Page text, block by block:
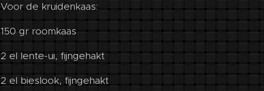
Voor de kruidenkaas:
150 gr roomkaas
2 el lente-ui, fijngehakt
2 el bieslook, fijngehakt